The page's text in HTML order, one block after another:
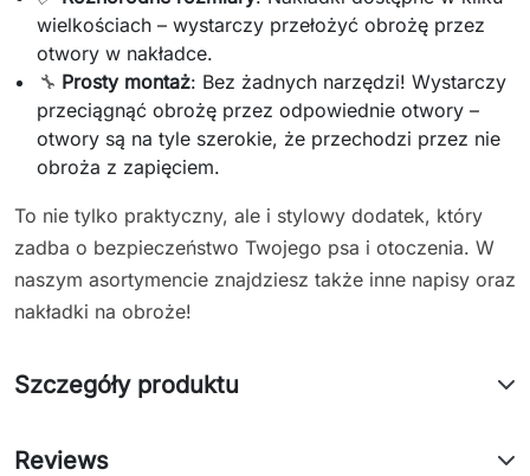
wielkościach – wystarczy przełożyć obrożę przez
otwory w nakładce.
🔧 Prosty montaż: Bez żadnych narzędzi! Wystarczy
przeciągnąć obrożę przez odpowiednie otwory –
otwory są na tyle szerokie, że przechodzi przez nie
obroża z zapięciem.
To nie tylko praktyczny, ale i stylowy dodatek, który
zadba o bezpieczeństwo Twojego psa i otoczenia. W
naszym asortymencie znajdziesz także inne napisy oraz
nakładki na obroże!
Szczegóły produktu
Reviews